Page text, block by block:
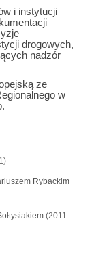
i instytucji
drogowych,
nadzór
ze
w
Rybackim
(2011-